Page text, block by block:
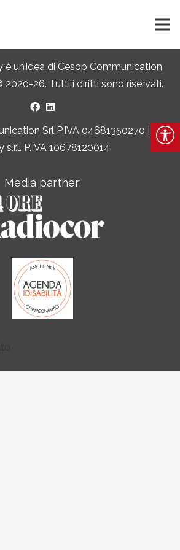
un’idea di Cesop Communication
2020-26. Tutti i diritti sono riservati.
Srl P.IVA 04681350270 |
s.r.l. P.IVA 10678120014
Media partner: